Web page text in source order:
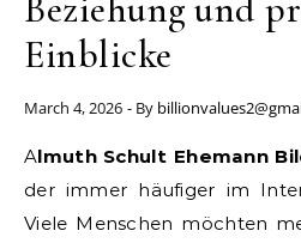
Einblicke
March 4, 2026 - By
Almuth Schult Ehemann
der immer häufiger im
Viele Menschen möchten